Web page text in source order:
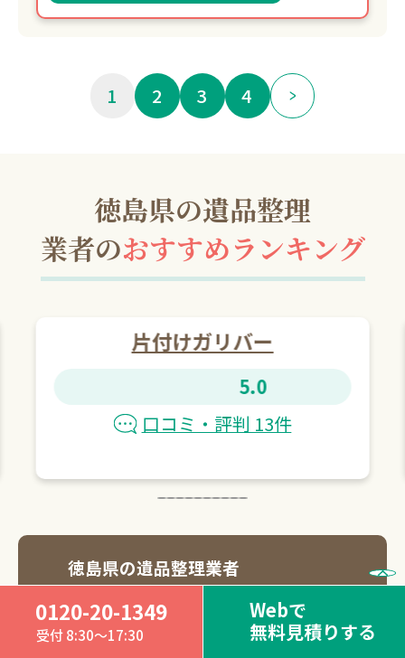
0120-20-1349
受付 8:30～17:30
Webで
無料見積りする
1 2 3 4
徳島県の遺品整理
業者のおすすめランキング
片付けガリバー
5.0
口コミ・評判 13件
徳島県の遺品整理業者
ランキングをもっと見る